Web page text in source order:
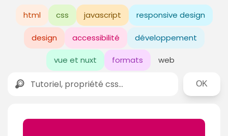
html css javascript responsive design
design accessibilité développement
vue et nuxt formats web
Rechercher